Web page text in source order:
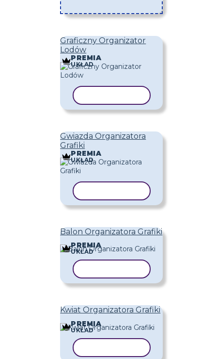
Graficzny Organizator
Lodów
PREMIA
UKŁAD
Gwiazda Organizatora
Grafiki
PREMIA
UKŁAD
Balon Organizatora Grafiki
PREMIA
UKŁAD
Kwiat Organizatora Grafiki
PREMIA
UKŁAD